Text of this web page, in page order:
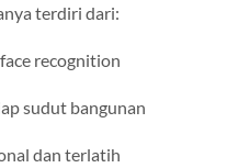
terdiri dari:
recognition
sudut bangunan
dan terlatih